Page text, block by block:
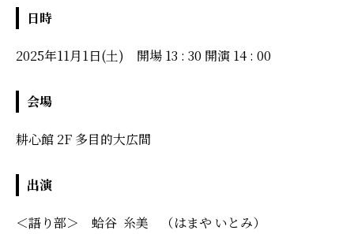
日時
2025年11月1日(土) 開場 13 : 30 開演 14 : 00
会場
耕心館 2F 多目的大広間
出演
＜語り部＞ 蛤谷 糸美 （はまや いとみ）